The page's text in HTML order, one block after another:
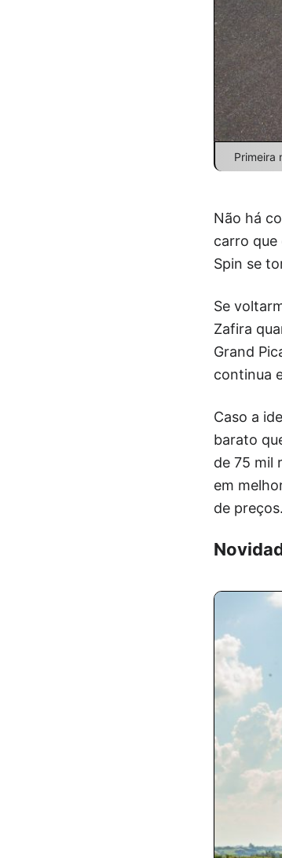
Primeira
Não há
carro que
Spin se
Se
Zafira
Grand
continua
Caso a
barato
de 75 mil
em
de preços.